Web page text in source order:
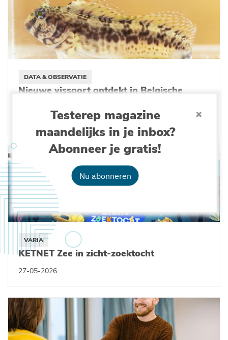
Testerep magazine
maandelijks in je inbox?
Abonneer je gratis!
Nu abonneren
DATA & OBSERVATIE
Nieuwe vissoort ontdekt in Belgische
27-05-2026
VARIA
KETNET Zee in zicht-zoektocht
27-05-2026